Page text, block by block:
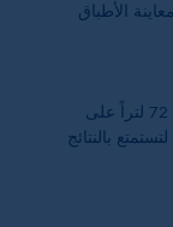
الأطباق
72 لتراً على
بالنتائج